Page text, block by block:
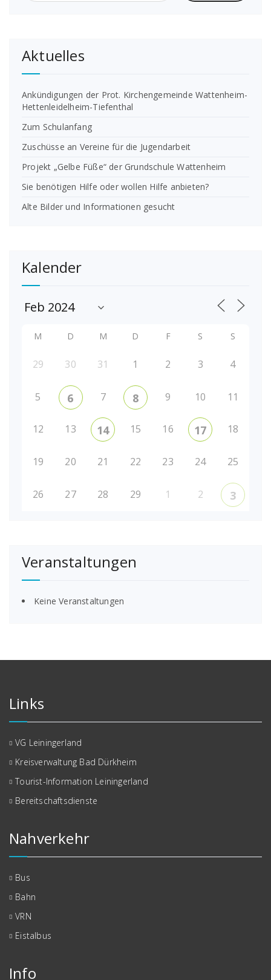
Aktuelles
Ankündigungen der Prot. Kirchengemeinde Wattenheim-
Hettenleidelheim-Tiefenthal
Zum Schulanfang
Zuschüsse an Vereine für die Jugendarbeit
Projekt „Gelbe Füße“ der Grundschule Wattenheim
Sie benötigen Hilfe oder wollen Hilfe anbieten?
Alte Bilder und Informationen gesucht
Kalender
M D M D F S S
29 30 31 1 2 3 4
5 6 7 8 9 10 11
12 13 14 15 16 17 18
19 20 21 22 23 24 25
26 27 28 29 1 2 3
Veranstaltungen
Keine Veranstaltungen
Links
VG Leiningerland
Kreisverwaltung Bad Dürkheim
Tourist-Information Leiningerland
Bereitschaftsdienste
Nahverkehr
Bus
Bahn
VRN
Eistalbus
Info